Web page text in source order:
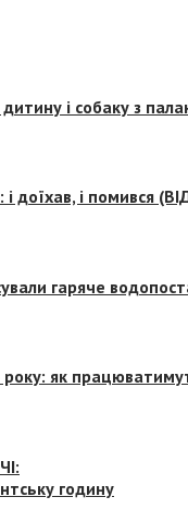
і собаку з
доїхав, і помився
гаряче
року: як
годину